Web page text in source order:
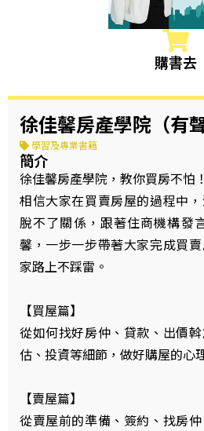
購書去
徐佳馨房產學院（有
學習及專業書籍
簡介
徐佳馨房產學院，教你買房不怕！
相信大家在買賣房屋的過程中
脫不了關係，跟著住商機構發
馨，一步一步帶著大家完成買
家路上不踩雷。
【買屋篇】
從如何找好房仲、貸款、出價
估、投資等細節，做好購屋的心
【賣屋篇】
從賣屋前的準備、簽約、找房